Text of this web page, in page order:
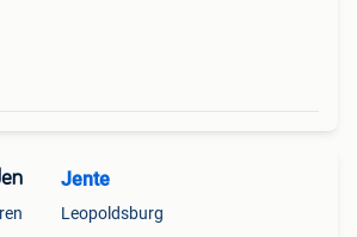
Jente
Leopoldsburg